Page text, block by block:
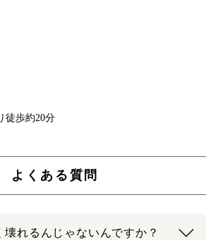
徒歩約20分
よくある質問
壊れるんじゃないんですか？